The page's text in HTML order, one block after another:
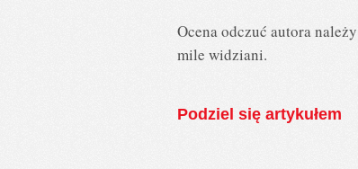
Ocena odczuć autora
mile widziani.
Podziel się artykułem